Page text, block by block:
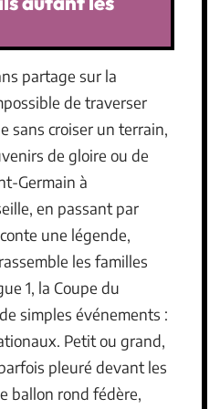
partage sur la
de traverser
sans croiser un terrain,
de gloire ou de
Germain à
en passant par
une légende,
les familles
1, la Coupe du
simples événements :
Petit ou grand,
pleuré devant les
ballon rond fédère,